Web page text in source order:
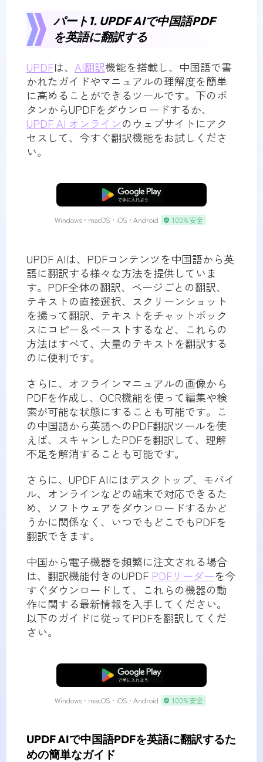
パート1. UPDF AIで中国語PDF
を英語に翻訳する
UPDFは、 AI翻訳機能を搭載し、中国語で書
かれたガイドやマニュアルの理解度を簡単
に高めることができるツールです。下のボ
タンからUPDFをダウンロードするか、
UPDF AI オンラインのウェブサイトにアク
セスして、今すぐ翻訳機能をお試しくださ
い。
無料ダウンロード
Windows • macOS • iOS • Android 100%安全
UPDF AIは、PDFコンテンツを中国語から英
語に翻訳する様々な方法を提供していま
す。PDF全体の翻訳、ページごとの翻訳、
テキストの直接選択、スクリーンショット
を撮って翻訳、テキストをチャットボック
スにコピー＆ペーストするなど、これらの
方法はすべて、大量のテキストを翻訳する
のに便利です。
さらに、オフラインマニュアルの画像から
PDFを作成し、OCR機能を使って編集や検
索が可能な状態にすることも可能です。こ
の中国語から英語へのPDF翻訳ツールを使
えば、スキャンしたPDFを翻訳して、理解
不足を解消することも可能です。
さらに、UPDF AIにはデスクトップ、モバイ
ル、オンラインなどの端末で対応できるた
め、ソフトウェアをダウンロードするかど
うかに関係なく、いつでもどこでもPDFを
翻訳できます。
中国から電子機器を頻繁に注文される場合
は、翻訳機能付きのUPDF PDFリーダーを今
すぐダウンロードして、これらの機器の動
作に関する最新情報を入手してください。
以下のガイドに従ってPDFを翻訳してくだ
さい。
無料ダウンロード
Windows • macOS • iOS • Android 100%安全
UPDF AIで中国語PDFを英語に翻訳するた
めの簡単なガイド